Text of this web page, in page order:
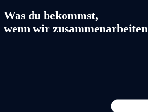
Was du bekommst,
wenn wir zusammenarbeiten